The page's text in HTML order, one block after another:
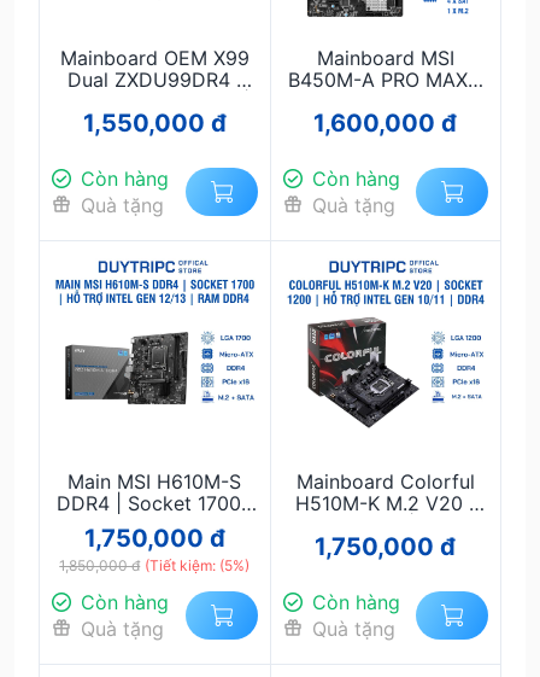
Mainboard OEM X99
Dual ZXDU99DR4 |
Hỗ Trợ Xeon E5
V3/V4 | DDR4 ECC |
Workstation Siêu
Mạnh
1,550,000 đ
Còn hàng
Quà tặng
Mainboard MSI
B450M-A PRO MAX II
trợ Ryzen đa dạng
1,600,000 đ
Còn hàng
Quà tặng
Main MSI H610M-S
DDR4 | Socket 1700 |
Hỗ Trợ Intel Gen 12/13
| RAM DDR4 | Micro-
ATX Chính Hãng, Giá
Tốt
1,750,000 đ
1,850,000 đ (Tiết kiệm: (5%)
Còn hàng
Quà tặng
Mainboard Colorful
H510M-K M.2 V20 |
Intel Gen 10/11 | DDR4
1,750,000 đ
Còn hàng
Quà tặng